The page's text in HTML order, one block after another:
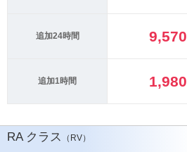
追加24時間 9,570
追加1時間 1,980
RAクラス （RV）